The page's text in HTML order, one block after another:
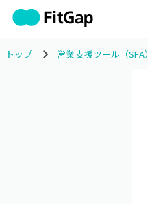
トップ 営業支援ツール（SFA）